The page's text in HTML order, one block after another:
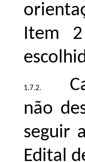
Item
não
seguir
Edital